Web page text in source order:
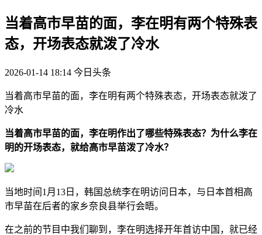
当着高市早苗的面，李在明有两个特殊表
态，开场表态就泼了冷水
2026-01-14 18:14 今日头条
当着高市早苗的面，李在明有两个特殊表态，开场表态就泼了
冷水
当着高市早苗的面，李在明作出了哪些特殊表态？为什么李在
明的开场表态，就给高市早苗泼了冷水？
当地时间1月13日，韩国总统李在明访问日本，与日本首相高
市早苗在后者的家乡奈良县举行会晤。
在之前的节目中我们聊到，李在明选择开年首访中国，就已经